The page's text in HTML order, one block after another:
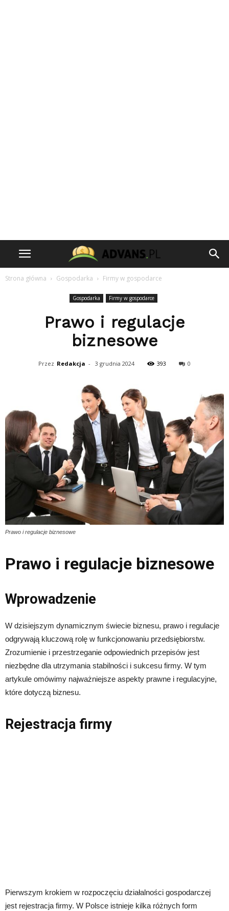
Strona główna Gospodarka Firmy w gospodarce
Gospodarka Firmy w gospodarce
Prawo i regulacje
biznesowe
Przez Redakcja - 3 grudnia 2024 393 0
Prawo i regulacje biznesowe
Prawo i regulacje biznesowe
Wprowadzenie
W dzisiejszym dynamicznym świecie biznesu, prawo i regulacje
odgrywają kluczową rolę w funkcjonowaniu przedsiębiorstw.
Zrozumienie i przestrzeganie odpowiednich przepisów jest
niezbędne dla utrzymania stabilności i sukcesu firmy. W tym
artykule omówimy najważniejsze aspekty prawne i regulacyjne,
które dotyczą biznesu.
Rejestracja firmy
Pierwszym krokiem w rozpoczęciu działalności gospodarczej
jest rejestracja firmy. W Polsce istnieje kilka różnych form